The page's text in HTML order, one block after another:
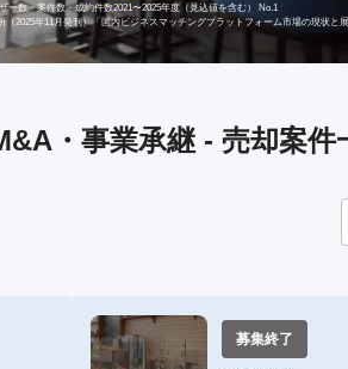
ー数・案件数・成約件数2021〜2025年度（見込値を含む） No.1
2025年11月発刊）「国内ビジネスマッチングプラットフォーム市場の現状と展
・事業承継 - 売却案件
募集終了